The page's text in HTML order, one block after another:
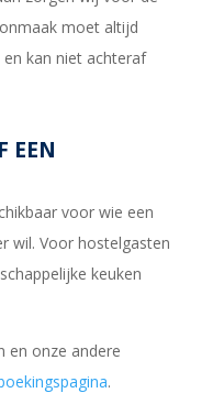
moet altijd
kan niet achteraf
EEN
voor wie een
wil. Voor hostelgasten
keuken
en onze andere
.